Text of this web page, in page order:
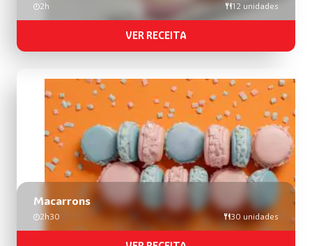
2h 12 unidades
VER RECEITA
Macarrons
2h30 30 unidades